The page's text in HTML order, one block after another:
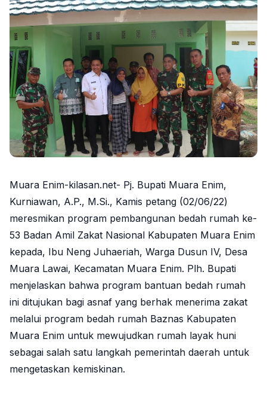
Muara Enim-kilasan.net- Pj. Bupati Muara Enim,
Kurniawan, A.P., M.Si., Kamis petang (02/06/22)
meresmikan program pembangunan bedah rumah ke-
53 Badan Amil Zakat Nasional Kabupaten Muara Enim
kepada, Ibu Neng Juhaeriah, Warga Dusun IV, Desa
Muara Lawai, Kecamatan Muara Enim. Plh. Bupati
menjelaskan bahwa program bantuan bedah rumah
ini ditujukan bagi asnaf yang berhak menerima zakat
melalui program bedah rumah Baznas Kabupaten
Muara Enim untuk mewujudkan rumah layak huni
sebagai salah satu langkah pemerintah daerah untuk
mengetaskan kemiskinan.